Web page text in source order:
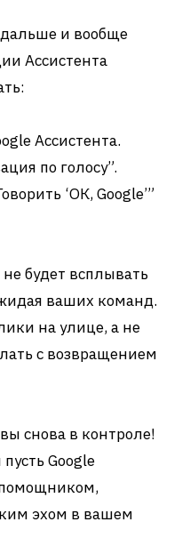
и вообще
Ассистента
Ассистента.
по голосу”.
‘ОК, Google’”
будет всплывать
ваших команд.
на улице, а не
с возвращением
снова в контроле!
Google
помощником,
эхом в вашем